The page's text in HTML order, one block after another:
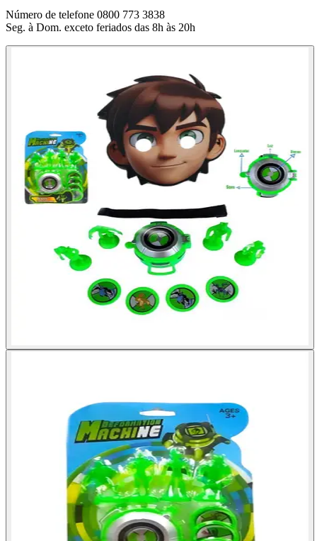
Número de telefone 0800 773 3838
Seg. à Dom. exceto feriados das 8h às 20h